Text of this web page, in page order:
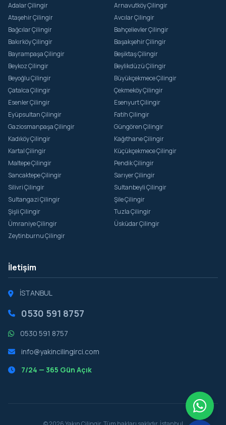
Adalar Çilingir
Arnavutköy Çilingir
Ataşehir Çilingir
Avcılar Çilingir
Bağcılar Çilingir
Bahçelievler Çilingir
Bakırköy Çilingir
Başakşehir Çilingir
Bayrampaşa Çilingir
Beşiktaş Çilingir
Beykoz Çilingir
Beylikdüzü Çilingir
Beyoğlu Çilingir
Büyükçekmece Çilingir
Çatalca Çilingir
Çekmeköy Çilingir
Esenler Çilingir
Esenyurt Çilingir
Eyüpsultan Çilingir
Fatih Çilingir
Gaziosmanpaşa Çilingir
Güngören Çilingir
Kadıköy Çilingir
Kağıthane Çilingir
Kartal Çilingir
Küçükçekmece Çilingir
Maltepe Çilingir
Pendik Çilingir
Sancaktepe Çilingir
Sarıyer Çilingir
Silivri Çilingir
Sultanbeyli Çilingir
Sultangazi Çilingir
Şile Çilingir
Şişli Çilingir
Tuzla Çilingir
Ümraniye Çilingir
Üsküdar Çilingir
Zeytinburnu Çilingir
İletişim
İSTANBUL
0530 591 8757
0530 591 8757
info@yakincilingirci.com
7/24 — 365 Gün Açık